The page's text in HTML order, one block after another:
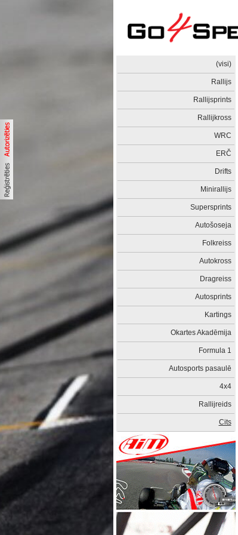
(visi)
Rallijs
Rallijsprints
Rallijkross
WRC
ERČ
Drifts
Minirallijs
Supersprints
Autošoseja
Folkreiss
Autokross
Dragreiss
Autosprints
Kartings
Okartes Akadēmija
Formula 1
Autosports pasaulē
4x4
Rallijreids
Cits